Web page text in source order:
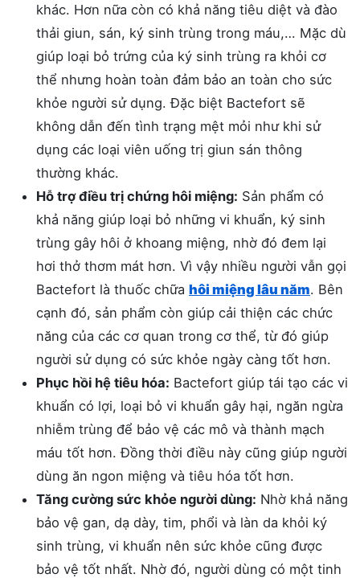
khác. Hơn nữa còn có khả năng tiêu diệt và đào
thải giun, sán, ký sinh trùng trong máu,… Mặc dù
giúp loại bỏ trứng của ký sinh trùng ra khỏi cơ
thể nhưng hoàn toàn đảm bảo an toàn cho sức
khỏe người sử dụng. Đặc biệt Bactefort sẽ
không dẫn đến tình trạng mệt mỏi như khi sử
dụng các loại viên uống trị giun sán thông
thường khác.
Hỗ trợ điều trị chứng hôi miệng: Sản phẩm có
khả năng giúp loại bỏ những vi khuẩn, ký sinh
trùng gây hôi ở khoang miệng, nhờ đó đem lại
hơi thở thơm mát hơn. Vì vậy nhiều người vẫn gọi
Bactefort là thuốc chữa hôi miệng lâu năm. Bên
cạnh đó, sản phẩm còn giúp cải thiện các chức
năng của các cơ quan trong cơ thể, từ đó giúp
người sử dụng có sức khỏe ngày càng tốt hơn.
Phục hồi hệ tiêu hóa: Bactefort giúp tái tạo các vi
khuẩn có lợi, loại bỏ vi khuẩn gây hại, ngăn ngừa
nhiễm trùng để bảo vệ các mô và thành mạch
máu tốt hơn. Đồng thời điều này cũng giúp người
dùng ăn ngon miệng và tiêu hóa tốt hơn.
Tăng cường sức khỏe người dùng: Nhờ khả năng
bảo vệ gan, dạ dày, tim, phổi và làn da khỏi ký
sinh trùng, vi khuẩn nên sức khỏe cũng được
bảo vệ tốt nhất. Nhờ đó, người dùng có một tinh